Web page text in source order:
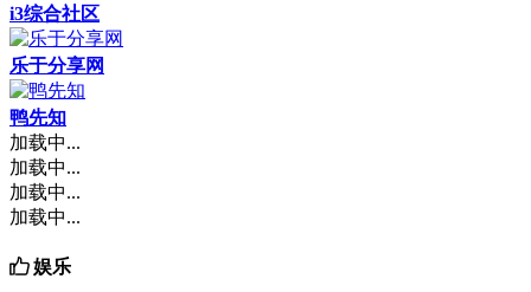
i3综合社区
乐于分享网
鸭先知
加载中...
加载中...
加载中...
加载中...
娱乐